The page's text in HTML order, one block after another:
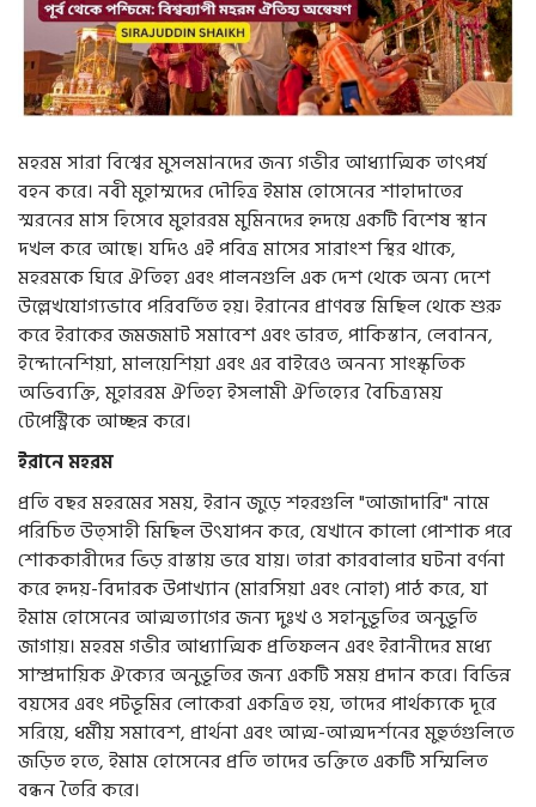
মহরম সারা বিশ্বের মুসলমানদের জন্য গভীর আধ্যাত্মিক তাৎপর্য
বহন করে। নবী মুহাম্মদের দৌহিত্র ইমাম হোসেনের শাহাদাতের
স্মরনের মাস হিসেবে মুহাররম মুমিনদের হৃদয়ে একটি বিশেষ স্থান
দখল করে আছে। যদিও এই পবিত্র মাসের সারাংশ স্থির থাকে,
মহরমকে ঘিরে ঐতিহ্য এবং পালনগুলি এক দেশ থেকে অন্য দেশে
উল্লেখযোগ্যভাবে পরিবর্তিত হয়। ইরানের প্রাণবন্ত মিছিল থেকে শুরু
করে ইরাকের জমজমাট সমাবেশ এবং ভারত, পাকিস্তান, লেবানন,
ইন্দোনেশিয়া, মালয়েশিয়া এবং এর বাইরেও অনন্য সাংস্কৃতিক
অভিব্যক্তি, মুহাররম ঐতিহ্য ইসলামী ঐতিহ্যের বৈচিত্র্যময়
টেপেস্ট্রিকে আচ্ছন্ন করে।
ইরানে মহরম
প্রতি বছর মহরমের সময়, ইরান জুড়ে শহরগুলি "আজাদারি" নামে
পরিচিত উত্সাহী মিছিল উৎযাপন করে, যেখানে কালো পোশাক পরে
শোককারীদের ভিড় রাস্তায় ভরে যায়। তারা কারবালার ঘটনা বর্ণনা
করে হৃদয়-বিদারক উপাখ্যান (মারসিয়া এবং নোহা) পাঠ করে, যা
ইমাম হোসেনের আত্মত্যাগের জন্য দুঃখ ও সহানুভূতির অনুভূতি
জাগায়। মহরম গভীর আধ্যাত্মিক প্রতিফলন এবং ইরানীদের মধ্যে
সাম্প্রদায়িক ঐক্যের অনুভূতির জন্য একটি সময় প্রদান করে। বিভিন্ন
বয়সের এবং পটভূমির লোকেরা একত্রিত হয়, তাদের পার্থক্যকে দূরে
সরিয়ে, ধর্মীয় সমাবেশ, প্রার্থনা এবং আত্ম-আত্মদর্শনের মুহুর্তগুলিতে
জড়িত হতে, ইমাম হোসেনের প্রতি তাদের ভক্তিতে একটি সম্মিলিত
বন্ধন তৈরি করে।